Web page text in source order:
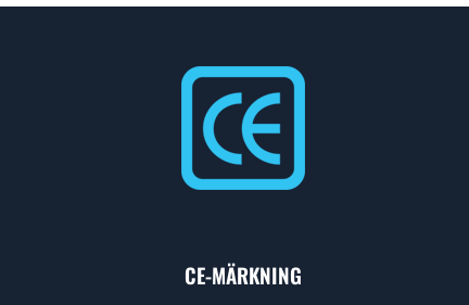
CE-MÄRKNING